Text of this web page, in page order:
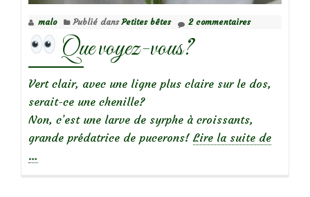
malo Publié dansPetites bêtes 2 commentaires
Que voyez-vous?
Vert clair, avec une ligne plus claire sur le dos,
serait-ce une chenille?
Non, c’est une larve de syrphe à croissants,
grande prédatrice de pucerons! Lire la suite deà
…